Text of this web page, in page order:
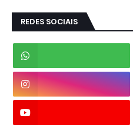
REDES SOCIAIS